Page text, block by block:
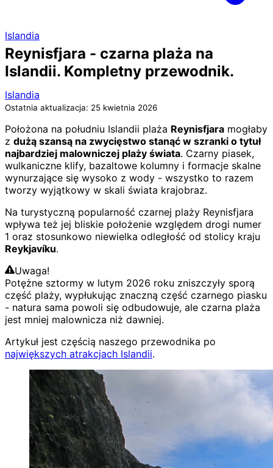
Islandia
Reynisfjara - czarna plaża na
Islandii. Kompletny przewodnik.
Islandia
Ostatnia aktualizacja: 25 kwietnia 2026
Położona na południu Islandii plaża Reynisfjara mogłaby
z dużą szansą na zwycięstwo stanąć w szranki o tytuł
najbardziej malowniczej plaży świata. Czarny piasek,
wulkaniczne klify, bazaltowe kolumny i formacje skalne
wynurzające się wysoko z wody - wszystko to razem
tworzy wyjątkowy w skali świata krajobraz.
Na turystyczną popularność czarnej plaży Reynisfjara
wpływa też jej bliskie położenie względem drogi numer
1 oraz stosunkowo niewielka odległość od stolicy kraju
Reykjavíku.
Uwaga!
Potężne sztormy w lutym 2026 roku zniszczyły sporą
część plaży, wypłukując znaczną część czarnego piasku
- natura sama powoli się odbudowuje, ale czarna plaża
jest mniej malownicza niż dawniej.
Artykuł jest częścią naszego przewodnika po
największych atrakcjach Islandii.